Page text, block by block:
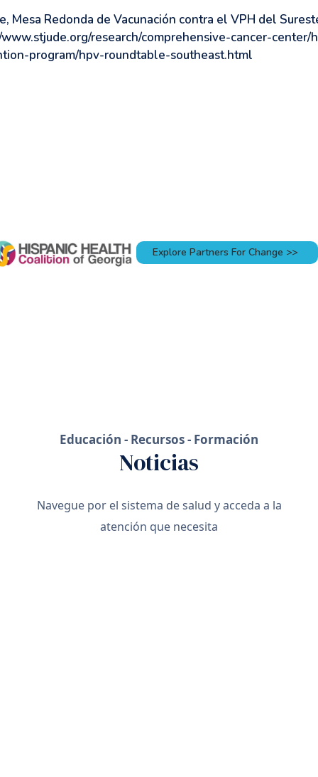
Mesa Redonda de Vacunación contra el VPH del
research/comprehensive-cancer-center/
program/hpv-roundtable-southeast.html
Explore Partners For Change >>
Educación - Recursos - Formación
Noticias
Navegue por el sistema de salud y acceda a la
atención que necesita